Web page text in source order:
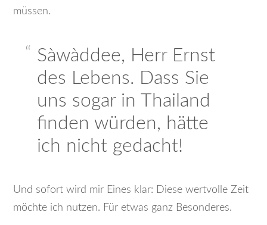
müssen.
Sàwàddee, Herr Ernst
des Lebens. Dass Sie
uns sogar in Thailand
finden würden, hätte
ich nicht gedacht!
Und sofort wird mir Eines klar: Diese wertvolle Zeit
möchte ich nutzen. Für etwas ganz Besonderes.